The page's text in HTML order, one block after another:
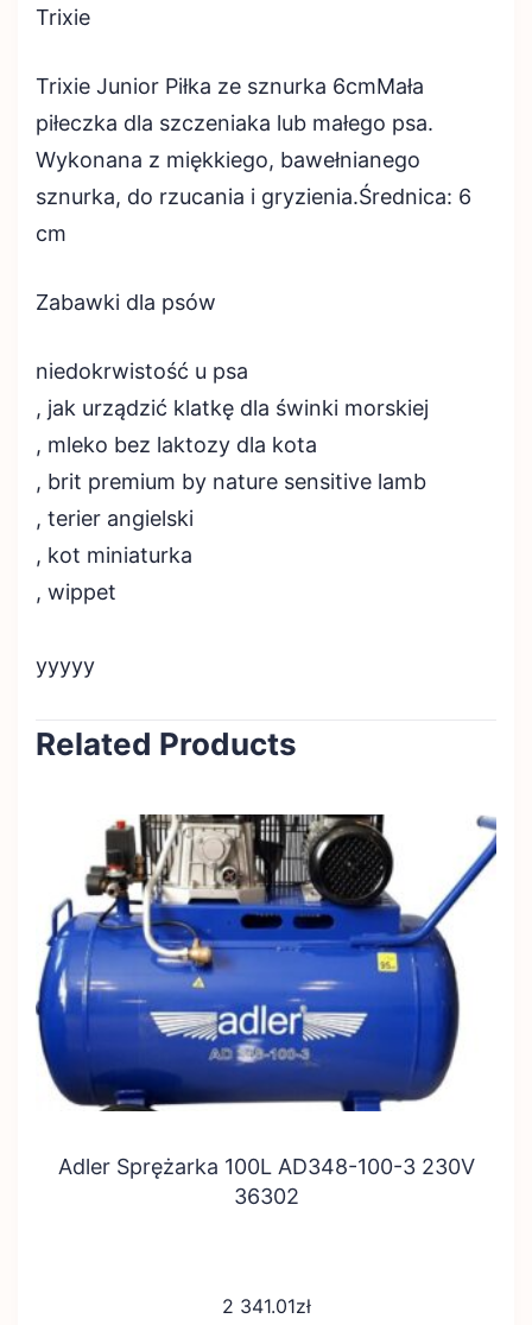
Trixie
Trixie Junior Piłka ze sznurka 6cmMała
piłeczka dla szczeniaka lub małego psa.
Wykonana z miękkiego, bawełnianego
sznurka, do rzucania i gryzienia.Średnica: 6
cm
Zabawki dla psów
niedokrwistość u psa
, jak urządzić klatkę dla świnki morskiej
, mleko bez laktozy dla kota
, brit premium by nature sensitive lamb
, terier angielski
, kot miniaturka
, wippet
yyyyy
Related Products
Adler Sprężarka 100L AD348-100-3 230V
36302
2 341.01zł